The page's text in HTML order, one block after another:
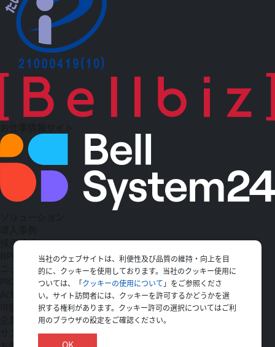
当社のウェブサイトは、利便性及び品質の維持・向上を目
的に、クッキーを使用しております。当社のクッキー使用に
ついては、「クッキーの使用について 」をご参照くださ
い。サイト訪問者には、クッキーを許可するかどうかを選
択する権利があります。クッキー許可の選択についてはご利
用のブラウザの設定をご確認ください。
OK
採用情報
ニュース一覧
サステナビリティ